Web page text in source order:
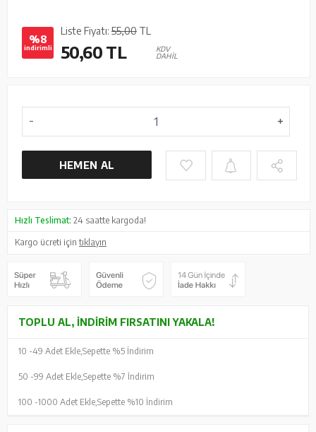
%8
indirimli
Liste Fiyatı: 55,00 TL
50,60TL
KDV
DAHİL
HEMEN AL
Hızlı Teslimat: 24 saatte kargoda!
Kargo ücreti içintıklayın
TOPLU AL, İNDIRIM FIRSATINI YAKALA!
10 -49 Adet Ekle, Sepette %5 İndirim
50 -99 Adet Ekle, Sepette %7 İndirim
100 -1000 Adet Ekle, Sepette %10 İndirim